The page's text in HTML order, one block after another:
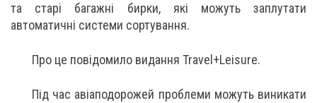
та старі багажні бирки, які можуть заплутати
автоматичні системи сортування.
Про це повідомило видання Travel+Leisure.
Під час авіаподорожей проблеми можуть виникати